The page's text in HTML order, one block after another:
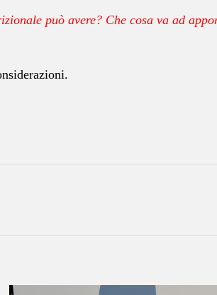
può avere? Che cosa va ad